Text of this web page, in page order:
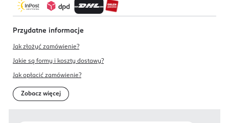
Przydatne informacje
Jak złożyć zamówienie?
Jakie są formy i koszty dostawy?
Jak opłacić zamówienie?
Zobacz więcej